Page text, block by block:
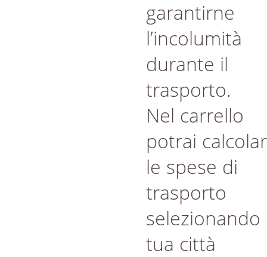
garantirne
l’incolumità
durante il
trasporto.
Nel carrello
potrai
le spese di
trasporto
selezionando
tua città